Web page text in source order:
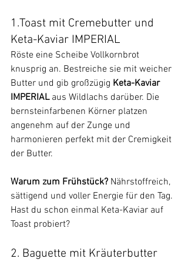
1.Toast mit Cremebutter und
Keta-Kaviar IMPERIAL
Röste eine Scheibe Vollkornbrot
knusprig an. Bestreiche sie mit weicher
Butter und gib großzügig Keta-Kaviar
IMPERIAL aus Wildlachs darüber. Die
bernsteinfarbenen Körner platzen
angenehm auf der Zunge und
harmonieren perfekt mit der Cremigkeit
der Butter.
Warum zum Frühstück? Nährstoffreich,
sättigend und voller Energie für den Tag.
Hast du schon einmal Keta-Kaviar auf
Toast probiert?
2. Baguette mit Kräuterbutter